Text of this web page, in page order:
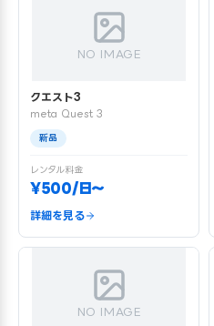
NO IMAGE
クエスト3
meta Quest 3
新品
レンタル料金
¥500/日〜
詳細を見る
NO IMAGE